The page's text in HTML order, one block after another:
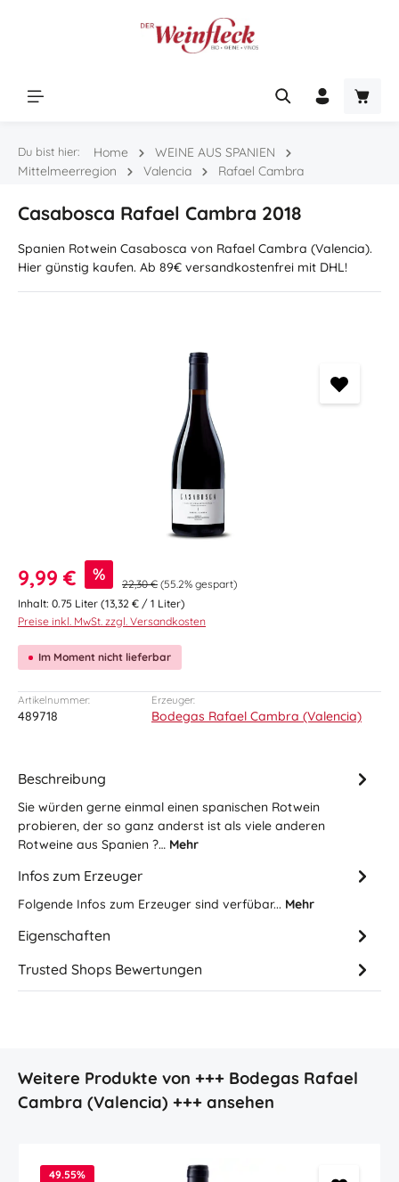
Du bist hier: Home
WEINE AUS SPANIEN
Mittelmeerregion
Valencia Rafael Cambra
Casabosca Rafael Cambra 2018
Spanien Rotwein Casabosca von Rafael Cambra (Valencia).
Hier günstig kaufen. Ab 89€ versandkostenfrei mit DHL!
Verkaufspreis:
9,99 € % 22,30 € (55.2% gespart)
Inhalt: 0.75 Liter (13,32 € / 1 Liter)
Preise inkl. MwSt. zzgl. Versandkosten
Im Moment nicht lieferbar
Artikelnummer:
489718
Erzeuger:
Bodegas Rafael Cambra (Valencia)
Beschreibung
Sie würden gerne einmal einen spanischen Rotwein
probieren, der so ganz anderst ist als viele anderen
Rotweine aus Spanien ?… Mehr
Infos zum Erzeuger
Folgende Infos zum Erzeuger sind verfübar... Mehr
Eigenschaften
Trusted Shops Bewertungen
Produktgalerie überspringen
Weitere Produkte von +++ Bodegas Rafael
Cambra (Valencia) +++ ansehen
49.55%